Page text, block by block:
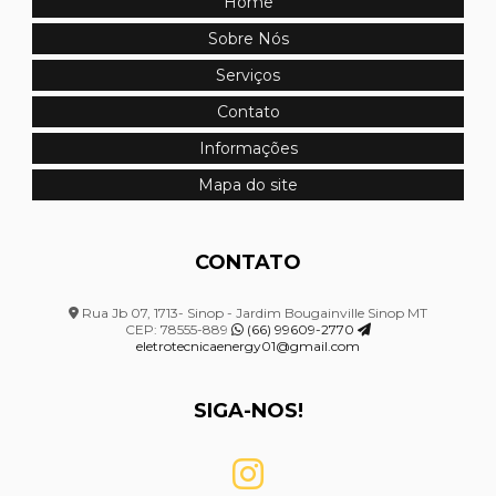
Montagem de quadro de distribuição
Montagem de quadro de distribuição em mato grosso
Montagem de quadro elétrico
Montagem de quadro elétrico de distribuição
Montagem de quadro elétrico industrial
Montagem de sistemas elétricos
Projeto de segurança contra incêndio e pânico
Projeto de sistema de combate a incêndio
Sobre Nós
Serviços
Contato
Informações
Mapa do site
CONTATO
Rua Jb 07, 1713- Sinop - Jardim Bougainville Sinop MT
CEP: 78555-889
(66) 99609-2770
eletrotecnicaenergy01@gmail.com
SIGA-NOS!